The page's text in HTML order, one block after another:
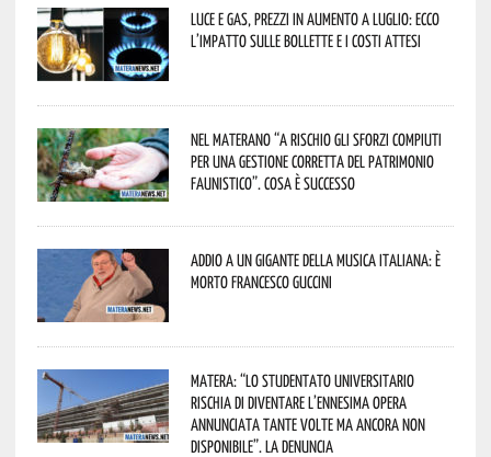
Luce e gas, prezzi in aumento a luglio: ecco
l’impatto sulle bollette e i costi attesi
Nel materano “a rischio gli sforzi compiuti
per una gestione corretta del patrimonio
faunistico”. Cosa è successo
Addio a un gigante della musica italiana: è
morto Francesco Guccini
Matera: “Lo studentato universitario
rischia di diventare l’ennesima opera
annunciata tante volte ma ancora non
disponibile”. La denuncia